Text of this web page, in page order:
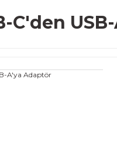
C'den